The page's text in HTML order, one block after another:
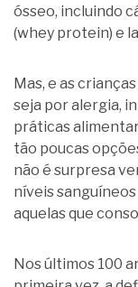
ósseo, incluindo
(whey protein) e
Mas, e as
seja por alergia,
práticas
tão poucas
não é surpresa
níveis
aquelas que
Nos últimos 100